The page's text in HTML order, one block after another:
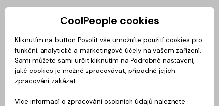
Privátní zóna
Magazín BusinessClass CoolMovie CoolDialog Podcast
CoolPeople cookies
Kliknutím na button Povolit vše umožníte použití cookies pro
funkční, analytické a marketingové účely na vašem zařízení.
Sami můžete sami určit kliknutím na Podrobné nastavení,
jaké cookies je možné zpracovávat, případně jejich
zpracování zakázat.
Více informací o zpracování osobních údajů naleznete